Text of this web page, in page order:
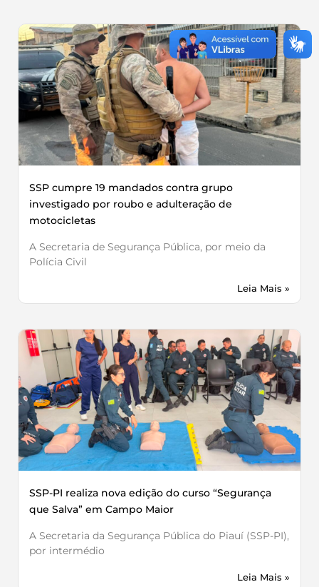
SSP cumpre 19 mandados contra grupo
investigado por roubo e adulteração de
motocicletas
A Secretaria de Segurança Pública, por meio da
Polícia Civil
Leia Mais »
SSP-PI realiza nova edição do curso “Segurança
que Salva” em Campo Maior
A Secretaria da Segurança Pública do Piauí (SSP-PI),
por intermédio
Leia Mais »